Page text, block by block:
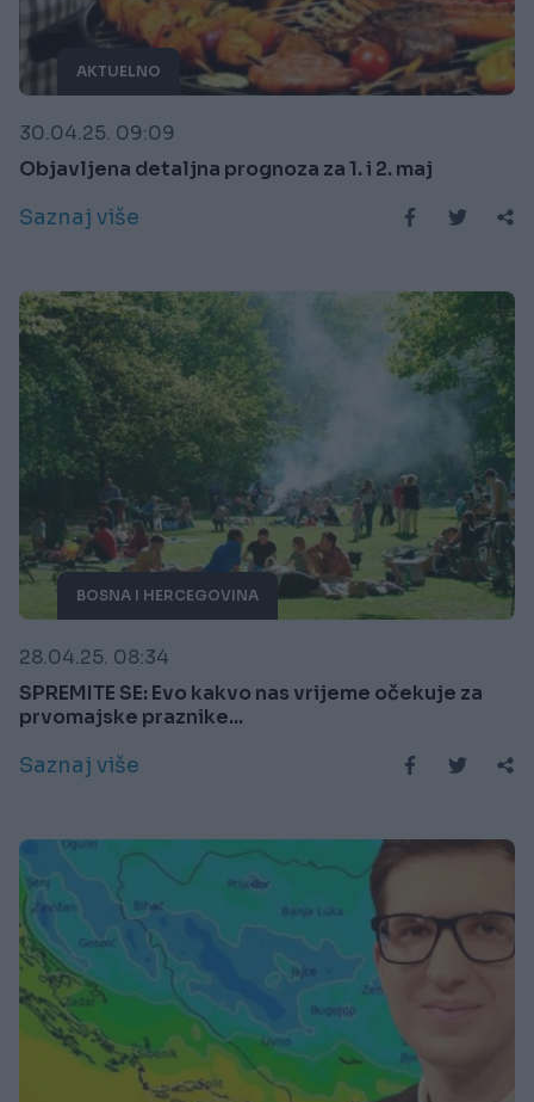
AKTUELNO
30.04.25. 09:09
Objavljena detaljna prognoza za 1. i 2. maj
Saznaj više
BOSNA I HERCEGOVINA
28.04.25. 08:34
SPREMITE SE: Evo kakvo nas vrijeme očekuje za
prvomajske praznike...
Saznaj više